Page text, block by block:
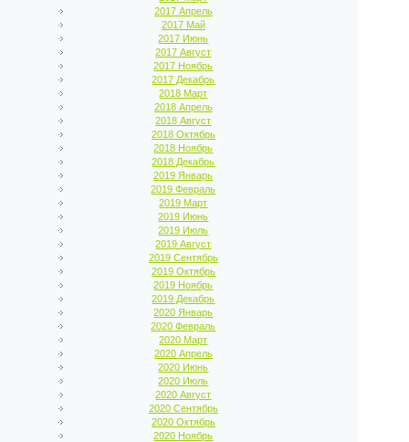
2017 Апрель
2017 Май
2017 Июнь
2017 Август
2017 Ноябрь
2017 Декабрь
2018 Март
2018 Апрель
2018 Август
2018 Октябрь
2018 Ноябрь
2018 Декабрь
2019 Январь
2019 Февраль
2019 Март
2019 Июнь
2019 Июль
2019 Август
2019 Сентябрь
2019 Октябрь
2019 Ноябрь
2019 Декабрь
2020 Январь
2020 Февраль
2020 Март
2020 Апрель
2020 Июнь
2020 Июль
2020 Август
2020 Сентябрь
2020 Октябрь
2020 Ноябрь